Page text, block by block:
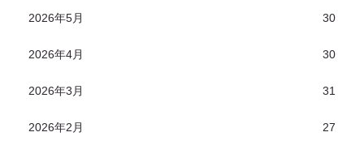
2026年5月 30
2026年4月 30
2026年3月 31
2026年2月 27